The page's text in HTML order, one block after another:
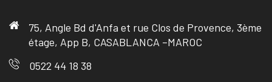
75, Angle Bd d'Anfa et rue Clos de Provence, 3ème
étage, App B, CASABLANCA –MAROC
0522 44 18 38